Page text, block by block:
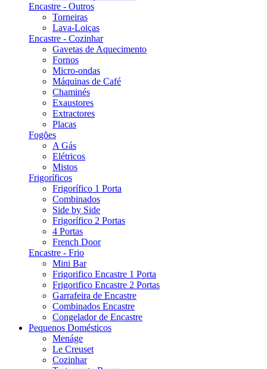
Encastre - Outros
Torneiras
Lava-Loiças
Encastre - Cozinhar
Gavetas de Aquecimento
Fornos
Micro-ondas
Máquinas de Café
Chaminés
Exaustores
Extractores
Placas
Fogões
A Gás
Elétricos
Mistos
Frigoríficos
Frigorífico 1 Porta
Combinados
Side by Side
Frigorífico 2 Portas
4 Portas
French Door
Encastre - Frio
Mini Bar
Frigorifico Encastre 1 Porta
Frigorifico Encastre 2 Portas
Garrafeira de Encastre
Combinados Encastre
Congelador de Encastre
Pequenos Domésticos
Menáge
Le Creuset
Cozinhar